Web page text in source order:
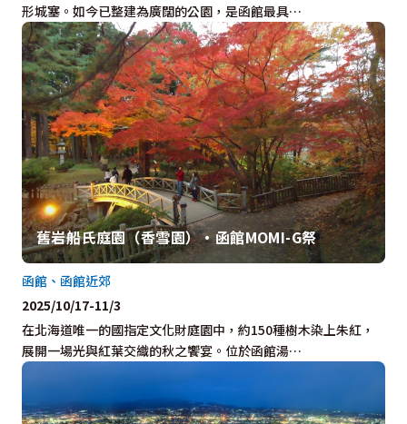
形城塞。如今已整建為廣闊的公園，是函館最具…
舊岩船氏庭園（香雪園）・函館MOMI-G祭
在北海道唯一的國指定文化財庭園中，約150種樹木染上朱紅，
展開一場光與紅葉交織的秋之饗宴。位於函館湯…
函館、函館近郊
2025/10/17-11/3